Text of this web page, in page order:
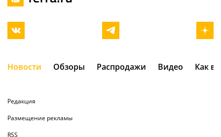
Новости Обзоры Распродажи Видео Как
Редакция
Размещение рекламы
RSS